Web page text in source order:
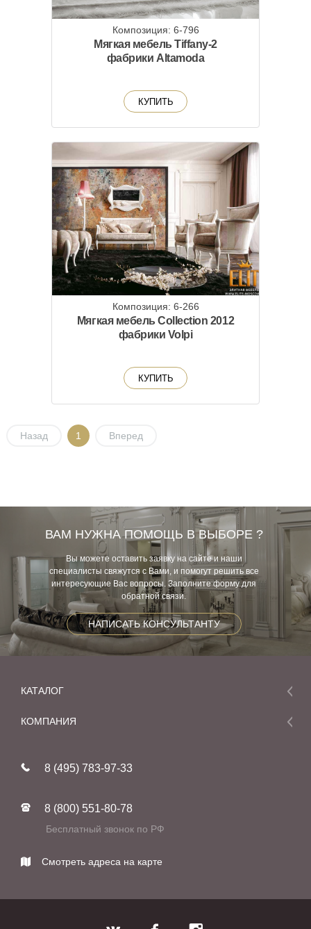
Композиция: 6-796
Мягкая мебель Tiffany-2
фабрики Altamoda
КУПИТЬ
Композиция: 6-266
Мягкая мебель Collection 2012
фабрики Volpi
КУПИТЬ
Назад 1 Вперед
ВАМ НУЖНА ПОМОЩЬ В ВЫБОРЕ ?
Вы можете оставить заявку на сайте и наши
специалисты свяжутся с Вами, и помогут решить все
интересующие Вас вопросы. Заполните форму для
обратной связи.
НАПИСАТЬ КОНСУЛЬТАНТУ
КАТАЛОГ
Мебель
Фабрики
КОМПАНИЯ
Реставрация
Контакты
8 (495) 783-97-33
8 (800) 551-80-78
Бесплатный звонок по РФ
Смотреть адреса на карте